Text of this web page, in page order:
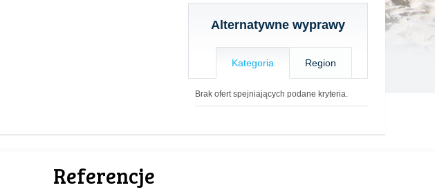
Alternatywne wyprawy
Kategoria Region
Brak ofert spejniających podane kryteria.
Referencje